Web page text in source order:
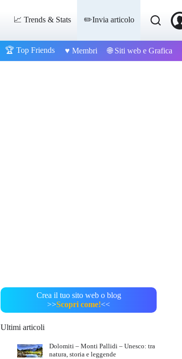
📈 Trends & Stats ✏️Invia articolo
🏆 Top Friends ♥️ Membri 🌐 Siti web e Grafica
Crea il tuo sito web o blog
>>Scopri come!<<
Ultimi articoli
Dolomiti – Monti Pallidi – Unesco: tra
natura, storia e leggende